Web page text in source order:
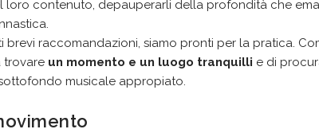
loro contenuto, depauperarli della profondità che
brevi raccomandazioni, siamo pronti per la pratica.
trovare un momento e un luogo tranquilli e di
musicale appropiato.